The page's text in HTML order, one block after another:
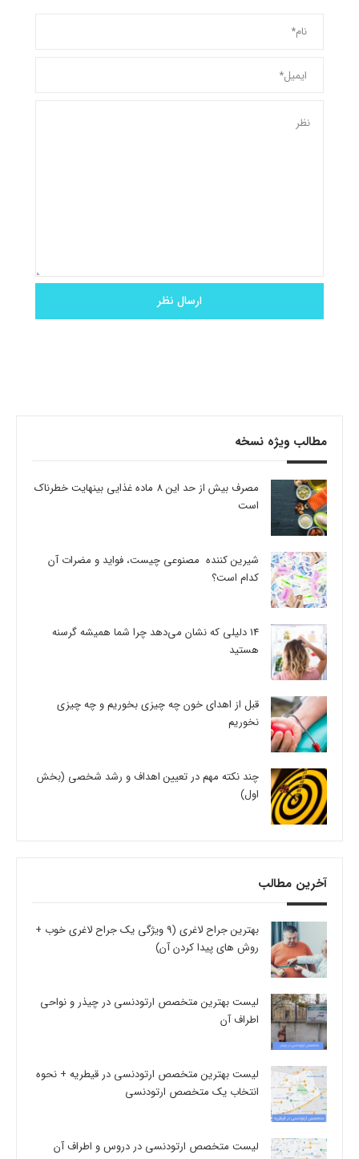
مطالب ویژه نسخه
مصرف بیش از حد این 8 ماده غذایی بینهایت خطرناک
است
شیرین کننده مصنوعی چیست، فواید و مضرات آن
کدام است؟
14 دلیلی که نشان می‌دهد چرا شما همیشه گرسنه
هستید
قبل از اهدای خون چه چیزی بخوریم و چه چیزی
نخوریم
چند نکته مهم در تعیین اهداف و رشد شخصی (بخش
اول)
آخرین مطالب
بهترین جراح لاغری (9 ویژگی یک جراح لاغری خوب +
روش های پیدا کردن آن)
لیست بهترین متخصص ارتودنسی در چیذر و نواحی
اطراف آن
لیست بهترین متخصص ارتودنسی در قیطریه + نحوه
انتخاب یک متخصص ارتودنسی
لیست متخصص ارتودنسی در دروس و اطراف آن